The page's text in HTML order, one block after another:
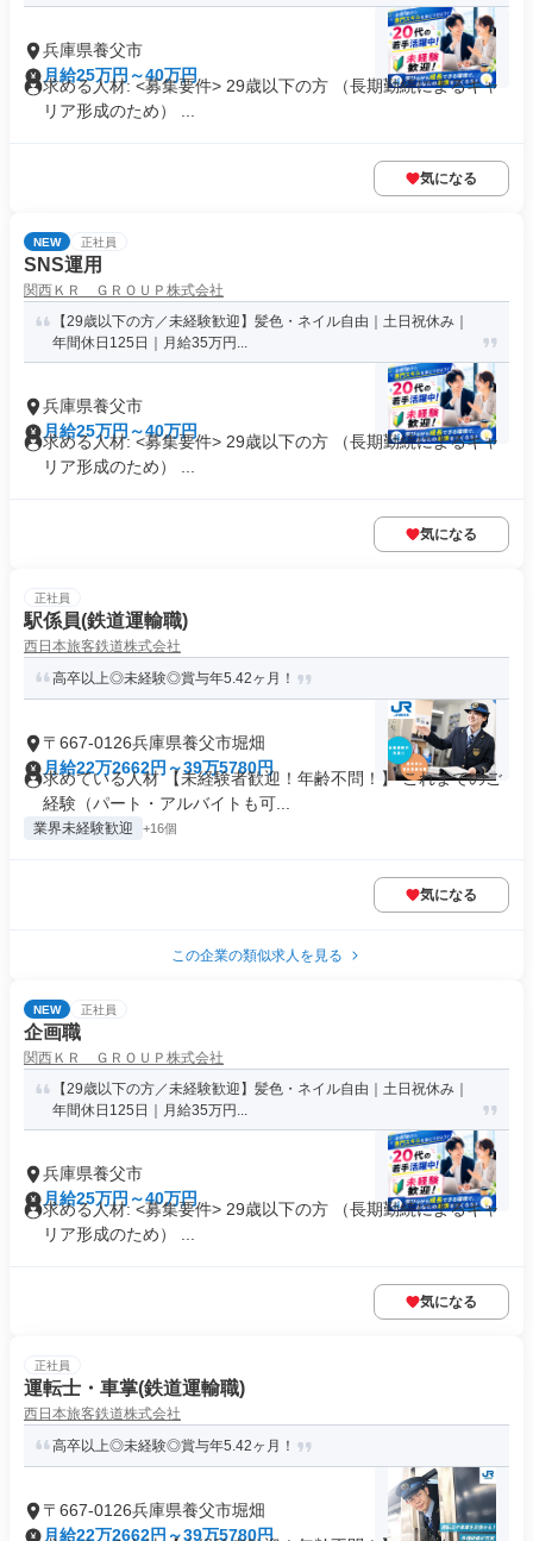
兵庫県養父市
月給25万円～40万円
求める人材: <募集要件> 29歳以下の方 （長期勤続によるキャ
リア形成のため） ...
気になる
NEW 正社員
SNS運用
関西ＫＲ ＧＲＯＵＰ株式会社
【29歳以下の方／未経験歓迎】髪色・ネイル自由｜土日祝休み｜
年間休日125日｜月給35万円...
兵庫県養父市
月給25万円～40万円
求める人材: <募集要件> 29歳以下の方 （長期勤続によるキャ
リア形成のため） ...
気になる
正社員
駅係員(鉄道運輸職)
西日本旅客鉄道株式会社
高卒以上◎未経験◎賞与年5.42ヶ月！
〒667-0126兵庫県養父市堀畑
月給22万2662円～39万5780円
求めている人材 【未経験者歓迎！年齢不問！】 これまでのご
経験（パート・アルバイトも可...
業界未経験歓迎 +16個
気になる
この企業の類似求人を見る
NEW 正社員
企画職
関西ＫＲ ＧＲＯＵＰ株式会社
【29歳以下の方／未経験歓迎】髪色・ネイル自由｜土日祝休み｜
年間休日125日｜月給35万円...
兵庫県養父市
月給25万円～40万円
求める人材: <募集要件> 29歳以下の方 （長期勤続によるキャ
リア形成のため） ...
気になる
正社員
運転士・車掌(鉄道運輸職)
西日本旅客鉄道株式会社
高卒以上◎未経験◎賞与年5.42ヶ月！
〒667-0126兵庫県養父市堀畑
月給22万2662円～39万5780円